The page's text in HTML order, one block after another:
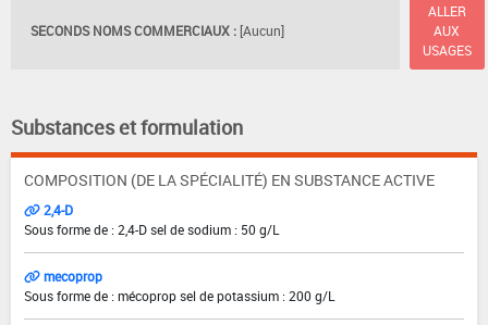
SECONDS NOMS COMMERCIAUX : [Aucun]
ALLER
AUX
USAGES
Substances et formulation
COMPOSITION (DE LA SPÉCIALITÉ) EN SUBSTANCE ACTIVE
2,4-D
Sous forme de : 2,4-D sel de sodium : 50 g/L
mecoprop
Sous forme de : mécoprop sel de potassium : 200 g/L